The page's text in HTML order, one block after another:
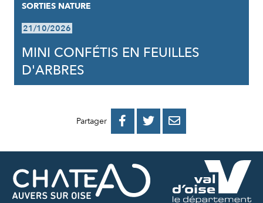
SORTIES NATURE
21/10/2026
MINI CONFÉTIS EN FEUILLES
D'ARBRES
Partager 
PARTAGER
FACEBOOK
PARTAGER
PARTAGER
MAIL